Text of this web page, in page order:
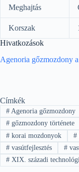
Meghajtás
Korszak
Hivatkozások
Agenoria gőzmozdony
Címkék
#Agenoria gőzmozdony
#gőzmozdony története
#korai mozdonyok #
#vasútfejlesztés #
#XIX. századi